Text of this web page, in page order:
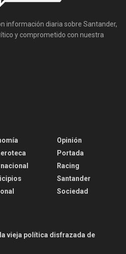
información diaria sobre Santander,
y comprometido con nuestra
Opinión
Portada
Racing
Santander
Sociedad
la vieja política disfrazada de